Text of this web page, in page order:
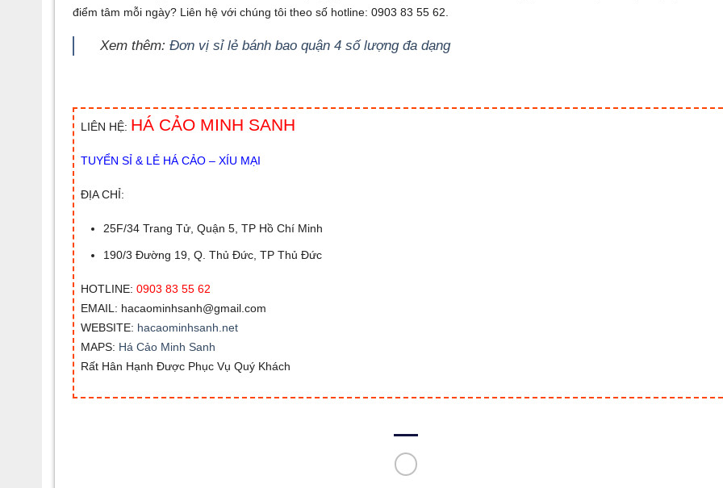
điểm tâm mỗi ngày? Liên hệ với chúng tôi theo số hotline:0903 83 55 62.
Xem thêm: Đơn vị sỉ lẻ bánh bao quận 4 số lượng đa dạng
LIÊN HỆ: HÁ CẢO MINH SANH
TUYỂN SỈ & LẺ HÁ CẢO – XÍU MẠI
ĐỊA CHỈ:
25F/34 Trang Tử, Quận 5, TP Hồ Chí Minh
190/3 Đường 19, Q. Thủ Đức, TP Thủ Đức
HOTLINE: 0903 83 55 62
EMAIL: hacaominhsanh@gmail.com
WEBSITE: hacaominhsanh.net
MAPS: Há Cảo Minh Sanh
Rất Hân Hạnh Được Phục Vụ Quý Khách